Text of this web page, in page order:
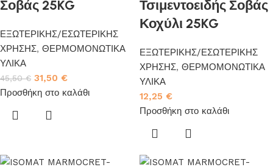
Σοβάς 25KG
ΕΞΩΤΕΡΙΚΗΣ/ΕΣΩΤΕΡΙΚΗΣ
ΧΡΗΣΗΣ, ΘΕΡΜΟΜΟΝΩΤΙΚΑ
ΥΛΙΚΑ
45,50€ 31,50 €
Προσθήκη στο καλάθι
Τσιμεντοειδής Σοβάς
Κοχύλι 25KG
ΕΞΩΤΕΡΙΚΗΣ/ΕΣΩΤΕΡΙΚΗΣ
ΧΡΗΣΗΣ, ΘΕΡΜΟΜΟΝΩΤΙΚΑ
ΥΛΙΚΑ
12,25 €
Προσθήκη στο καλάθι